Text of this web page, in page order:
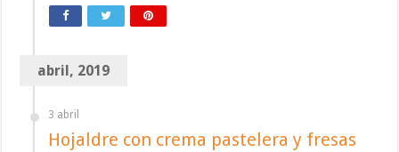
abril, 2019
3 abril
Hojaldre con crema pastelera y fresas